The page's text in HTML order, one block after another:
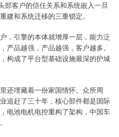
部客户的信任关系和系统嵌入一旦
建和系统迁移的三重锁定。
，引擎的本体就增厚一层，能力泛
产品越强，产品越强，客户越多。
构成了平台型基础设施最深的护城
还埋藏着一份家国情怀。众所周
追赶了三十年，核心部件都是国际
电池电机电控重构了架构，中国车